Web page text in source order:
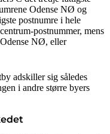
Odense NØ og
postnumre i hele
postnummer, mens
NØ, eller
adskiller sig således
i andre større byers